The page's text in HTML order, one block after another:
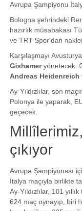
Avrupa Şampiyonu
Bologna şehrindeki
hazırlık müsabakası
ve TRT Spor'dan
Karşılaşmayı
Gishameryönetecek.
Andreas Heidenreich
Ay-Yıldızlılar, son
Polonya ile yaparak,
geçecek.
çıkıyor
Avrupa Şampiyonası
İtalya maçıyla birlikte
Ay-Yıldızlılar, 101
624 maç oynayıp, biri